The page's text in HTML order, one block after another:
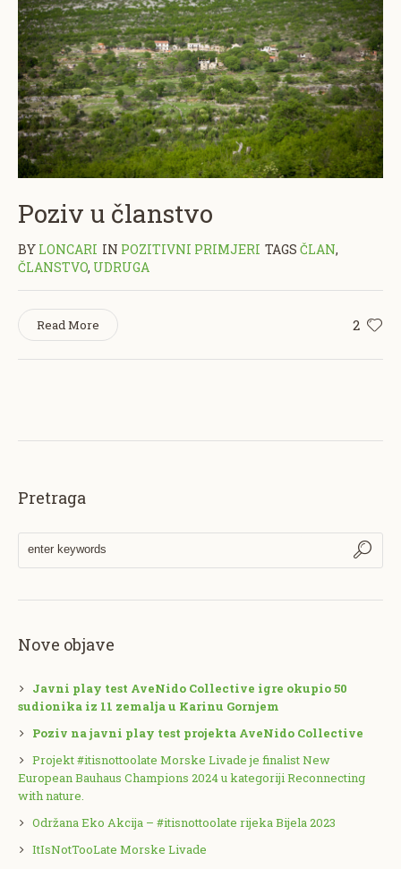
Poziv u članstvo
BY LONCARI IN POZITIVNI PRIMJERI TAGS ČLAN,
ČLANSTVO, UDRUGA
2
Read More
Pretraga
Nove objave
Javni play test AveNido Collective igre okupio 50
sudionika iz 11 zemalja u Karinu Gornjem
Poziv na javni play test projekta AveNido Collective
Projekt #itisnottoolate Morske Livade je finalist New
European Bauhaus Champions 2024 u kategoriji Reconnecting
with nature.
Održana Eko Akcija – #itisnottoolate rijeka Bijela 2023
ItIsNotTooLate Morske Livade